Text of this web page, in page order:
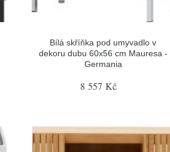
Bílá skříňka pod umyvadlo v
dekoru dubu 60x56 cm Mauresa -
Germania
8 557 Kč